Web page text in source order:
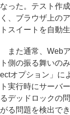
なった。テスト作
く、ブラウザ上の
トスイートを自動
また通常、Web
ト側の振る舞いの
ectオプション」に
ト実行時にサーバ
るデッドロックの
がる問題を検出で